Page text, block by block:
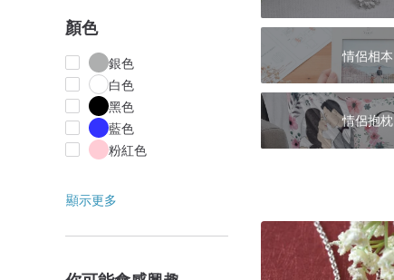
顏色
銀色
白色
黑色
藍色
粉紅色
顯示更多
情侶相本
情侶抱枕